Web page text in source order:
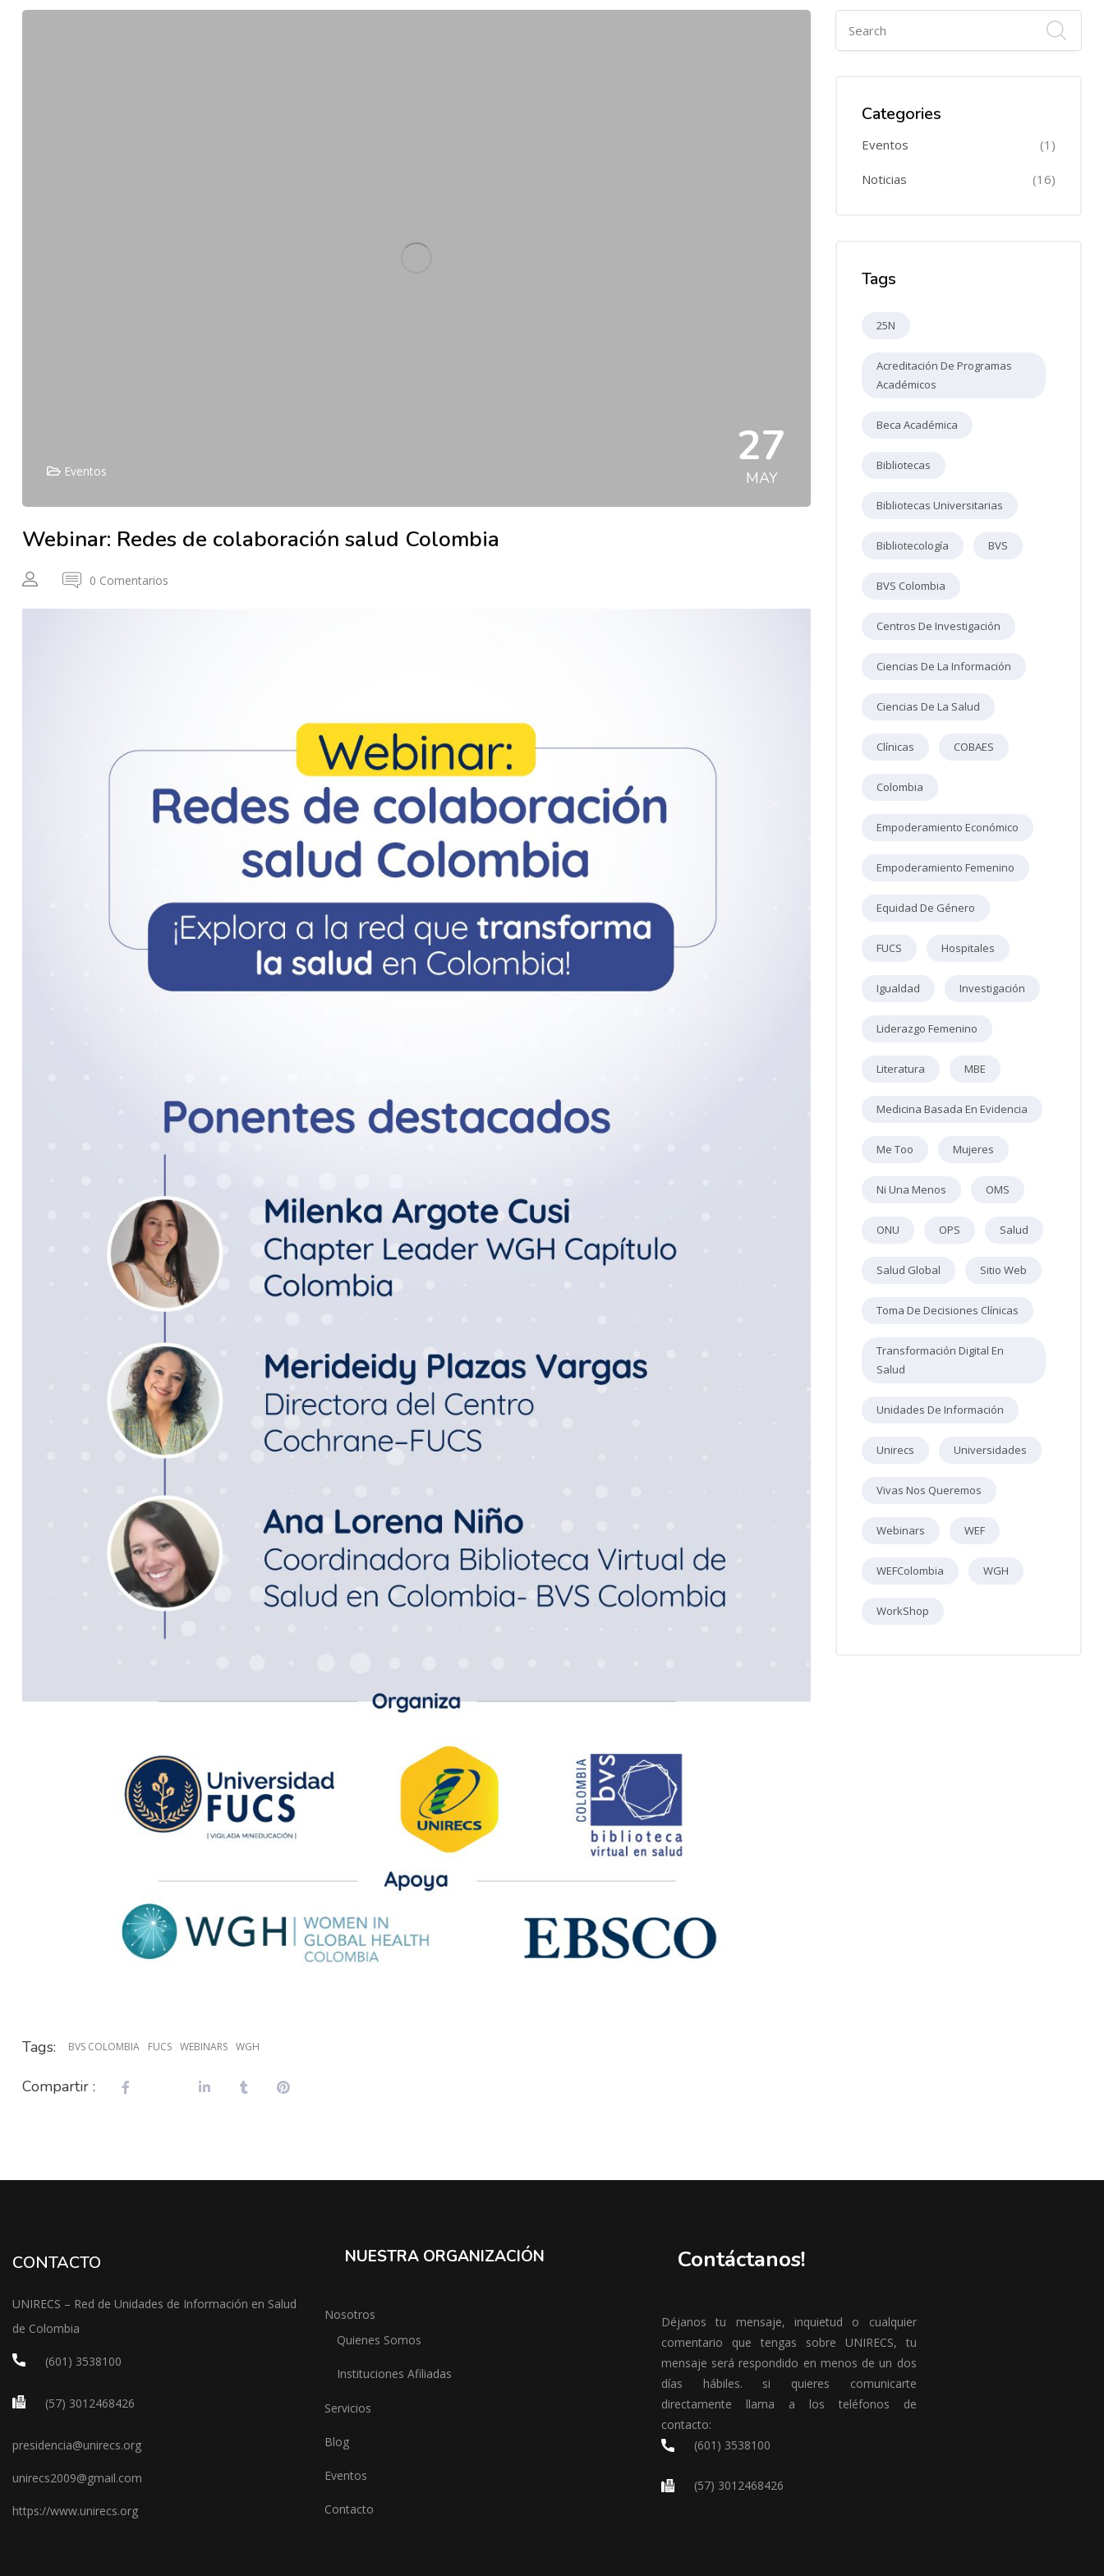
Eventos 27
MAY
Webinar: Redes de colaboración salud Colombia
0 Comentarios
Tags: BVS COLOMBIA FUCS WEBINARS WGH
Compartir :
Categories
Eventos (1)
Noticias (16)
Tags
25N
Acreditación De Programas
Académicos
Beca Académica
Bibliotecas
Bibliotecas Universitarias
Bibliotecología BVS
BVS Colombia
Centros De Investigación
Ciencias De La Información
Ciencias De La Salud
Clínicas COBAES
Colombia
Empoderamiento Económico
Empoderamiento Femenino
Equidad De Género
FUCS Hospitales
Igualdad Investigación
Liderazgo Femenino
Literatura MBE
Medicina Basada En Evidencia
Me Too Mujeres
Ni Una Menos OMS
ONU OPS Salud
Salud Global Sitio Web
Toma De Decisiones Clínicas
Transformación Digital En
Salud
Unidades De Información
Unirecs Universidades
Vivas Nos Queremos
Webinars WEF
WEFColombia WGH
WorkShop
CONTACTO
UNIRECS – Red de Unidades de Información en Salud
de Colombia
(601) 3538100
(57) 3012468426
presidencia@unirecs.org
unirecs2009@gmail.com
https://www.unirecs.org
NUESTRA ORGANIZACIÓN
Nosotros
Quienes Somos
Instituciones Afiliadas
Servicios
Blog
Eventos
Contacto
Contáctanos!
Déjanos tu mensaje, inquietud o cualquier
comentario que tengas sobre UNIRECS, tu
mensaje será respondido en menos de un dos
días hábiles. si quieres comunicarte
directamente llama a los teléfonos de
contacto:
(601) 3538100
(57) 3012468426